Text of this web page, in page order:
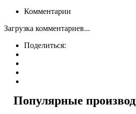
Комментарии
Загрузка комментариев...
Поделиться:
Популярные